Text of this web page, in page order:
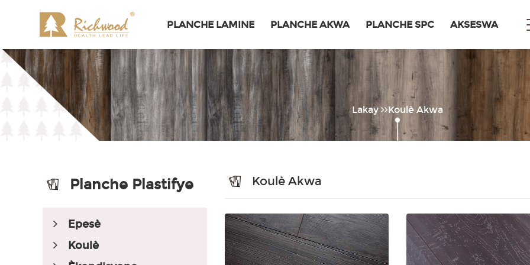
PLANCHE LAMINE PLANCHE AKWA PLANCHE SPC AKSESWA
Lakay Koulè Akwa
Planche Plastifye
Epesè
Koulè
Koulè Akwa